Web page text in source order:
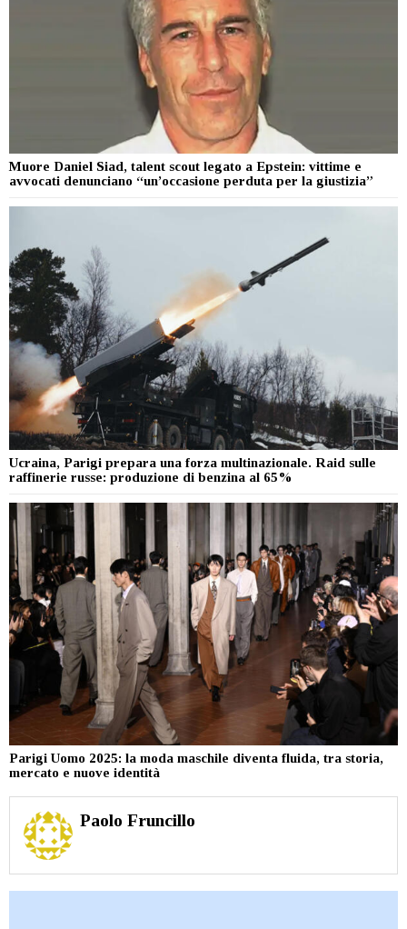
Muore Daniel Siad, talent scout legato a Epstein: vittime e
avvocati denunciano “un’occasione perduta per la giustizia”
Ucraina, Parigi prepara una forza multinazionale. Raid sulle
raffinerie russe: produzione di benzina al 65%
Parigi Uomo 2025: la moda maschile diventa fluida, tra storia,
mercato e nuove identità
Paolo Fruncillo